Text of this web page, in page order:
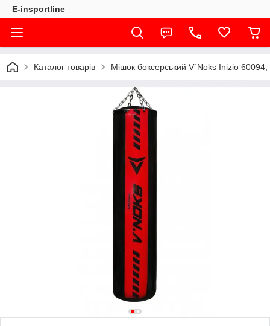
E-insportline
Каталог товарів Мішок боксерський V`Noks Inizio